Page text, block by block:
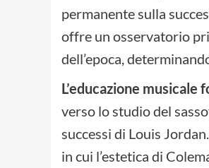
permanente sulla
offre un osservatorio
dell’epoca,
L’educazione musicale
verso lo studio del
successi di Louis
in cui l’estetica di